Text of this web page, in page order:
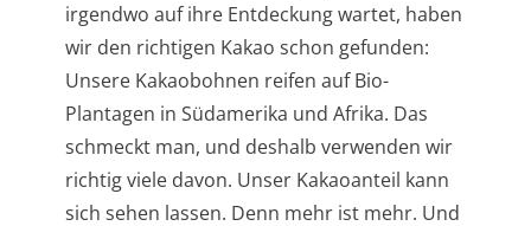
irgendwo auf ihre Entdeckung wartet, haben
wir den richtigen Kakao schon gefunden:
Unsere Kakaobohnen reifen auf Bio-
Plantagen in Südamerika und Afrika. Das
schmeckt man, und deshalb verwenden wir
richtig viele davon. Unser Kakaoanteil kann
sich sehen lassen. Denn mehr ist mehr. Und